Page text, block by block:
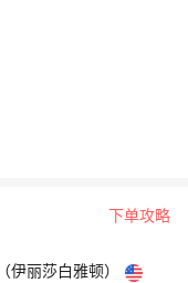
下单攻略
伊丽莎白雅顿）